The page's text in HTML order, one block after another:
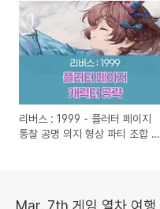
리버스 : 1999 - 플러터 페이지
통찰 공명 의지 형상 파티 조합 추
Mar. 7th 게임 열차 여행